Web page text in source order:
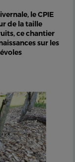
le CPIE
de la taille
ce chantier
sur les